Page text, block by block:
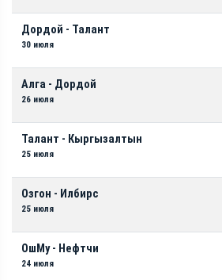
Дордой - Талант
30 июля
Алга - Дордой
26 июля
Талант - Кыргызалтын
25 июля
Озгон - Илбирс
25 июля
ОшМу - Нефтчи
24 июля